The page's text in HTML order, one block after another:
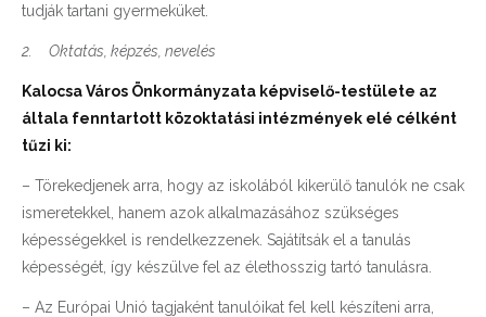
tudják tartani gyermeküket.
2. Oktatás, képzés, nevelés
Kalocsa Város Önkormányzata képviselő-testülete az
általa fenntartott közoktatási intézmények elé célként
tűzi ki:
– Törekedjenek arra, hogy az iskolából kikerülő tanulók ne csak
ismeretekkel, hanem azok alkalmazásához szükséges
képességekkel is rendelkezzenek. Sajátítsák el a tanulás
képességét, így készülve fel az élethosszig tartó tanulásra.
– Az Európai Unió tagjaként tanulóikat fel kell készíteni arra,